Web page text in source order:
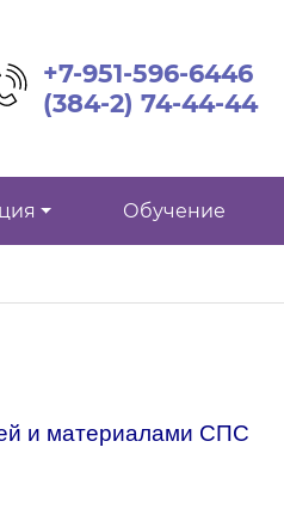
+7-951-596-6446
(384-2) 74-44-44
Обучение
и материалами СПС